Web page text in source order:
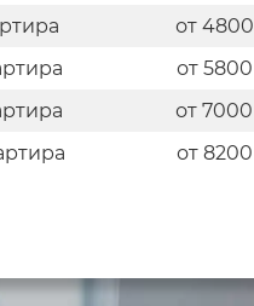
от 4800
от 5800
от 7000
от 8200